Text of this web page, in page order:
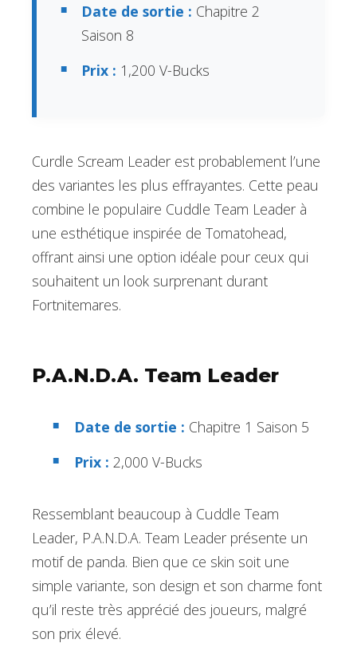
Date de sortie : Chapitre 2
Saison 8
Prix : 1,200 V-Bucks
Curdle Scream Leader est probablement l’une
des variantes les plus effrayantes. Cette peau
combine le populaire Cuddle Team Leader à
une esthétique inspirée de Tomatohead,
offrant ainsi une option idéale pour ceux qui
souhaitent un look surprenant durant
Fortnitemares.
P.A.N.D.A. Team Leader
Date de sortie : Chapitre 1 Saison 5
Prix : 2,000 V-Bucks
Ressemblant beaucoup à Cuddle Team
Leader, P.A.N.D.A. Team Leader présente un
motif de panda. Bien que ce skin soit une
simple variante, son design et son charme font
qu’il reste très apprécié des joueurs, malgré
son prix élevé.